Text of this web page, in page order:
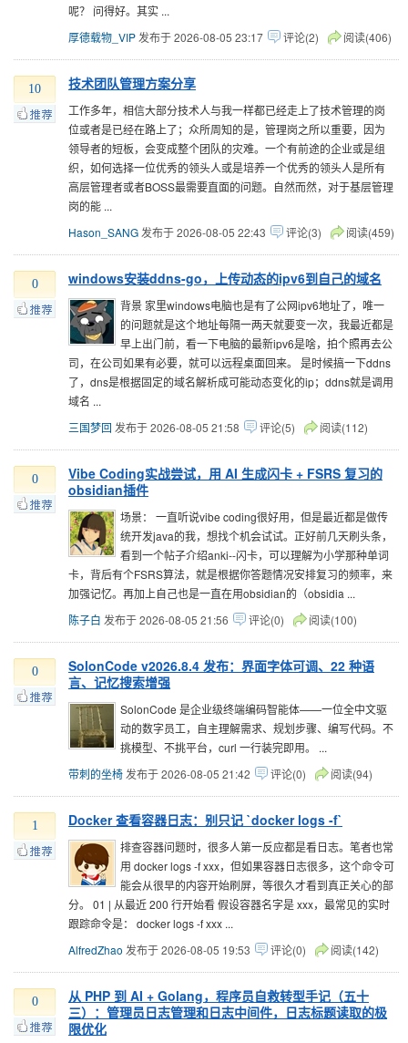
呢？ 问得好。其实 ...
厚德载物_VIP 发布于 2026-08-05 23:17 评论(2) 阅读(406)
10 技术团队管理方案分享
工作多年，相信大部分技术人与我一样都已经走上了技术管理的岗
位或者是已经在路上了；众所周知的是，管理岗之所以重要，因为
领导者的短板，会变成整个团队的灾难。一个有前途的企业或是组
织，如何选择一位优秀的领头人或是培养一个优秀的领头人是所有
高层管理者或者BOSS最需要直面的问题。自然而然，对于基层管理
岗的能 ...
Hason_SANG 发布于 2026-08-05 22:43 评论(3) 阅读(459)
0 windows安装ddns-go，上传动态的ipv6到自己的域名
背景 家里windows电脑也是有了公网ipv6地址了，唯一
的问题就是这个地址每隔一两天就要变一次，我最近都是
早上出门前，看一下电脑的最新ipv6是啥，拍个照再去公
司，在公司如果有必要，就可以远程桌面回来。 是时候搞一下ddns
了，dns是根据固定的域名解析成可能动态变化的ip；ddns就是调用
域名 ...
三国梦回 发布于 2026-08-05 21:58 评论(5) 阅读(112)
0
Vibe Coding实战尝试，用 AI 生成闪卡 + FSRS 复习的
obsidian插件
场景： 一直听说vibe coding很好用，但是最近都是做传
统开发java的我，想找个机会试试。正好前几天刷头条，
看到一个帖子介绍anki--闪卡，可以理解为小学那种单词
卡，背后有个FSRS算法，就是根据你答题情况安排复习的频率，来
加强记忆。再加上自己也是一直在用obsidian的（obsidia ...
陈子白 发布于 2026-08-05 21:56 评论(0) 阅读(100)
0
SolonCode v2026.8.4 发布：界面字体可调、22 种语
言、记忆搜索增强
SolonCode 是企业级终端编码智能体——一位全中文驱
动的数字员工，自主理解需求、规划步骤、编写代码。不
挑模型、不挑平台，curl 一行装完即用。 ...
带刺的坐椅 发布于 2026-08-05 21:42 评论(0) 阅读(94)
1 Docker 查看容器日志：别只记 `docker logs -f`
排查容器问题时，很多人第一反应都是看日志。笔者也常
用 docker logs -f xxx，但如果容器日志很多，这个命令可
能会从很早的内容开始刷屏，等很久才看到真正关心的部
分。 01 | 从最近 200 行开始看 假设容器名字是 xxx，最常见的实时
跟踪命令是： docker logs -f xxx ...
AlfredZhao 发布于 2026-08-05 19:53 评论(0) 阅读(142)
0
从 PHP 到 AI + Golang，程序员自救转型手记（五十
三）：管理员日志管理和日志中间件，日志标题读取的极
限优化